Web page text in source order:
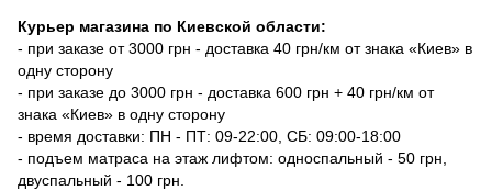
Курьер магазина по Киевской области:
- при заказе от 3000 грн - доставка 40 грн/км от знака «Киев» в
одну сторону
- при заказе до 3000 грн - доставка 600 грн + 40 грн/км от
знака «Киев» в одну сторону
- время доставки: ПН - ПТ: 09-22:00, СБ: 09:00-18:00
- подъем матраса на этаж лифтом: односпальный - 50 грн,
двуспальный - 100 грн.